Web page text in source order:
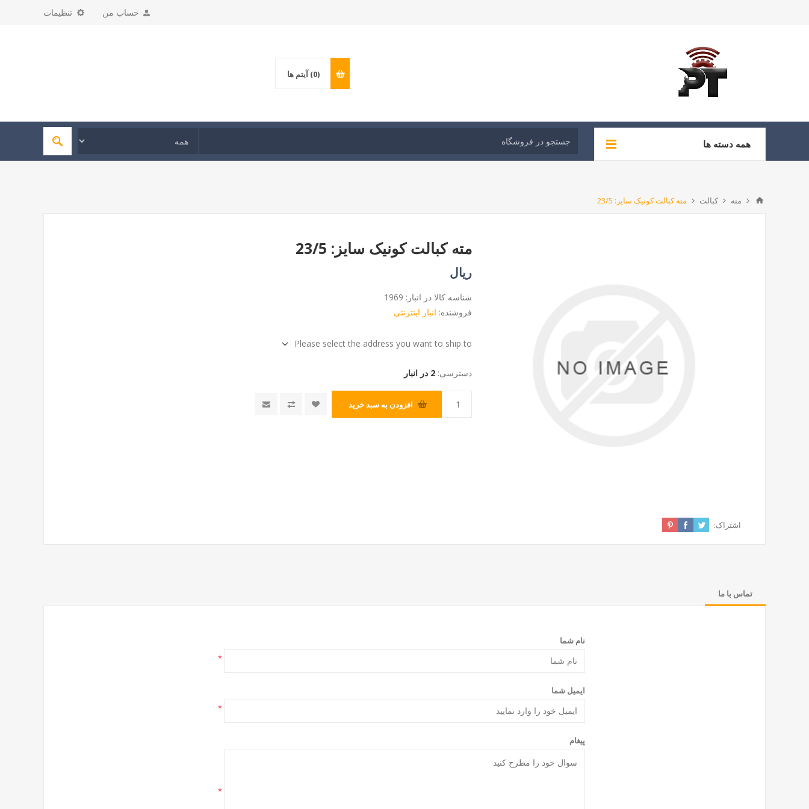
تنظیمات حساب من
(0) آیتم ها
همه دسته ها
مته کبالت مته کبالت کونیک سایز: 23/5
مته کبالت کونیک سایز: 23/5
ریال
شناسه کالا در انبار: 1969
فروشنده: انبار اینترنتی
Please select the address you want to ship to
دسترسی: 2 در انبار
افزودن به سبد خرید
اشتراک:
تماس با ما
نام شما
*
ایمیل شما
*
پیغام
*